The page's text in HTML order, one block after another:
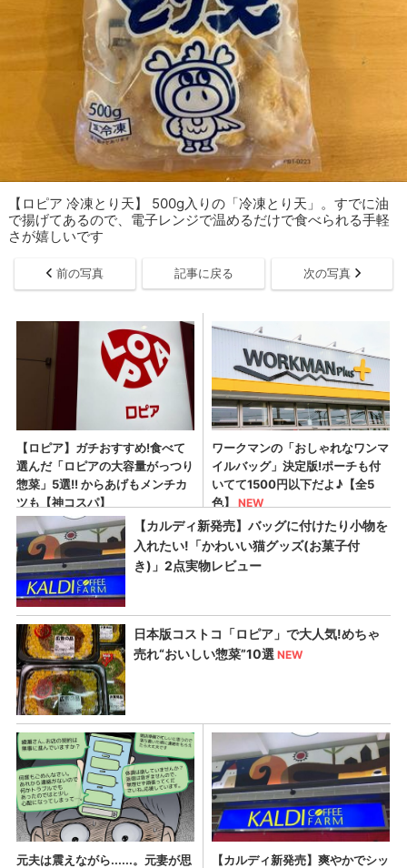
【ロピア 冷凍とり天】 500g入りの「冷凍とり天」。すでに油
で揚げてあるので、電子レンジで温めるだけで食べられる手軽
さが嬉しいです
前の写真 記事に戻る 次の写真